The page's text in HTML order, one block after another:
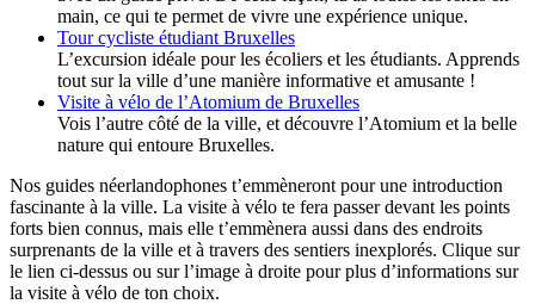
main, ce qui te permet de vivre une expérience unique.
Tour cycliste étudiant Bruxelles
L’excursion idéale pour les écoliers et les étudiants. Apprends
tout sur la ville d’une manière informative et amusante !
Visite à vélo de l’Atomium de Bruxelles
Vois l’autre côté de la ville, et découvre l’Atomium et la belle
nature qui entoure Bruxelles.
Nos guides néerlandophones t’emmèneront pour une introduction
fascinante à la ville. La visite à vélo te fera passer devant les points
forts bien connus, mais elle t’emmènera aussi dans des endroits
surprenants de la ville et à travers des sentiers inexplorés. Clique sur
le lien ci-dessus ou sur l’image à droite pour plus d’informations sur
la visite à vélo de ton choix.